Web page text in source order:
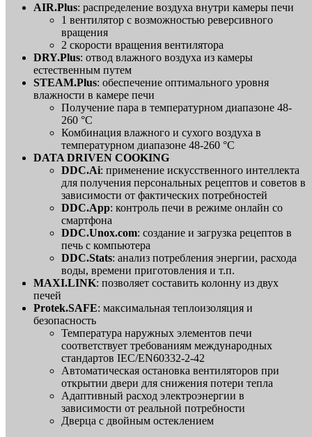
AIR.Plus: распределение воздуха внутри камеры печи
1 вентилятор с возможностью реверсивного
вращения
2 скорости вращения вентилятора
DRY.Plus: отвод влажного воздуха из камеры
естественным путем
STEAM.Plus: обеспечение оптимального уровня
влажности в камере печи
Получение пара в температурном диапазоне 48-
260 °C
Комбинация влажного и сухого воздуха в
температурном диапазоне 48-260 °C
DATA DRIVEN COOKING
DDC.Ai: применение искусственного интеллекта
для получения персональных рецептов и советов в
зависимости от фактических потребностей
DDC.App: контроль печи в режиме онлайн со
смартфона
DDC.Unox.com: создание и загрузка рецептов в
печь с компьютера
DDC.Stats: анализ потребления энергии, расхода
воды, времени приготовления и т.п.
MAXI.LINK: позволяет составить колонну из двух
печей
Protek.SAFE: максимальная теплоизоляция и
безопасность
Температура наружных элементов печи
соответствует требованиям международных
стандартов IEC/EN60332-2-42
Автоматическая остановка вентиляторов при
открытии двери для снижения потери тепла
Адаптивный расход электроэнергии в
зависимости от реальной потребности
Дверца с двойным остеклением